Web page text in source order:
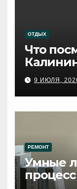
ОТДЫХ
Что
9 ИЮЛЯ,
РЕМОНТ
Умные